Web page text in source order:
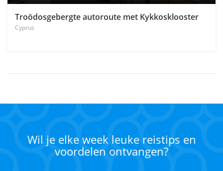
Troödosgebergte autoroute met Kykkosklooster
Cyprus
Wil je elke week leuke reistips en
voordelen ontvangen?